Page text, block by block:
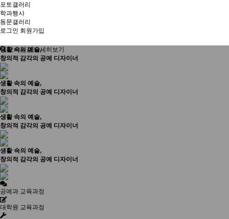
포토갤러리
학과행사
동문갤러리
로그인 회원가입
생활 속의 예술,
창의적 감각의 공예 디자이너
생활 속의 예술,
창의적 감각의 공예 디자이너
생활 속의 예술,
창의적 감각의 공예 디자이너
생활 속의 예술,
창의적 감각의 공예 디자이너
공예과 교육과정
대학원 교육과정
오시는길 자세히보기